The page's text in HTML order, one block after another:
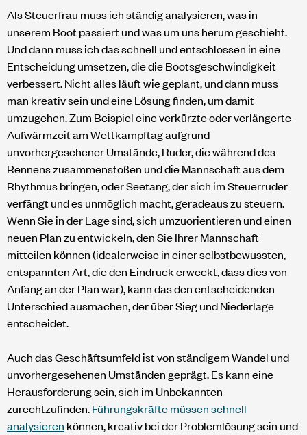
Als Steuerfrau muss ich ständig analysieren, was in
unserem Boot passiert und was um uns herum geschieht.
Und dann muss ich das schnell und entschlossen in eine
Entscheidung umsetzen, die die Bootsgeschwindigkeit
verbessert. Nicht alles läuft wie geplant, und dann muss
man kreativ sein und eine Lösung finden, um damit
umzugehen. Zum Beispiel eine verkürzte oder verlängerte
Aufwärmzeit am Wettkampftag aufgrund
unvorhergesehener Umstände, Ruder, die während des
Rennens zusammenstoßen und die Mannschaft aus dem
Rhythmus bringen, oder Seetang, der sich im Steuerruder
verfängt und es unmöglich macht, geradeaus zu steuern.
Wenn Sie in der Lage sind, sich umzuorientieren und einen
neuen Plan zu entwickeln, den Sie Ihrer Mannschaft
mitteilen können (idealerweise in einer selbstbewussten,
entspannten Art, die den Eindruck erweckt, dass dies von
Anfang an der Plan war), kann das den entscheidenden
Unterschied ausmachen, der über Sieg und Niederlage
entscheidet.
Auch das Geschäftsumfeld ist von ständigem Wandel und
unvorhergesehenen Umständen geprägt. Es kann eine
Herausforderung sein, sich im Unbekannten
zurechtzufinden.Führungskräfte müssen schnell
analysieren können, kreativ bei der Problemlösung sein und